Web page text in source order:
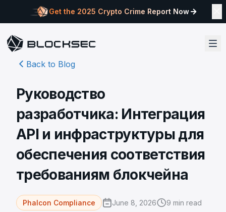
Get the 2025 Crypto Crime Report Now
Back to Blog
Руководство
разработчика: Интеграция
API и инфраструктуры для
обеспечения соответствия
требованиям блокчейна
Phalcon Compliance June 8, 2026 9 min read